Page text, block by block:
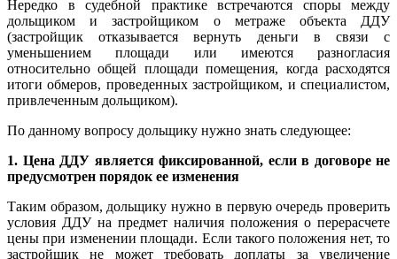
Нередко в судебной практике встречаются споры между
дольщиком и застройщиком о метраже объекта ДДУ
(застройщик отказывается вернуть деньги в связи с
уменьшением площади или имеются разногласия
относительно общей площади помещения, когда расходятся
итоги обмеров, проведенных застройщиком, и специалистом,
привлеченным дольщиком).
По данному вопросу дольщику нужно знать следующее:
1. Цена ДДУ является фиксированной, если в договоре не
предусмотрен порядок ее изменения
Таким образом, дольщику нужно в первую очередь проверить
условия ДДУ на предмет наличия положения о перерасчете
цены при изменении площади. Если такого положения нет, то
застройщик не может требовать доплаты за увеличение